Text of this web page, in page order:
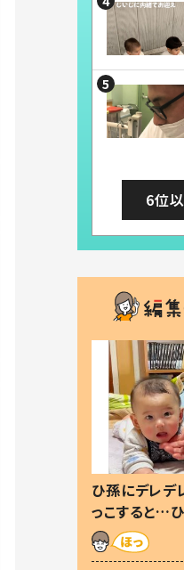
6位
ひ孫にデレデ
っこすると…
した」「可愛く